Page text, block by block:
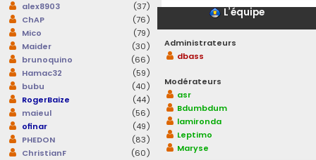
alex8903
(37)
ChAP
(76)
Mico
(79)
Maider
(30)
brunoquino
(66)
Hamac32
(59)
bubu
(40)
RogerBaize
(44)
maieul
(56)
ofinar
(49)
PHEDON
(83)
ChristianF
(60)
L’équipe
Administrateurs
dbass
Modérateurs
asr
Bdumbdum
lamironda
Leptimo
Maryse